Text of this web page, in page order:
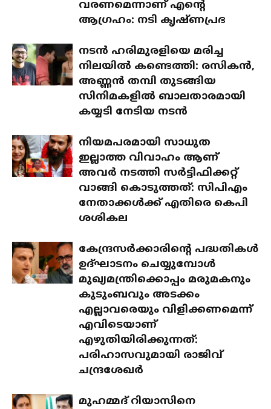
വരണമെന്നാണ് എന്റെ
ആഗ്രഹം: നടി കൃഷ്ണപ്രഭ
നടൻ ഹരിമുരളിയെ മരിച്ച
നിലയിൽ കണ്ടെത്തി: രസികൻ,
അണ്ണൻ തമ്പി തുടങ്ങിയ
സിനിമകളിൽ ബാലതാരമായി
കയ്യടി നേടിയ നടൻ
നിയമപരമായി സാധുത
ഇല്ലാത്ത വിവാഹം ആണ്
അവർ നടത്തി സർട്ടിഫിക്കറ്റ്
വാങ്ങി കൊടുത്തത്: സിപിഎം
നേതാക്കൾക്ക് എതിരെ കെപി
ശശികല
കേന്ദ്രസർക്കാരിന്റെ പദ്ധതികൾ
ഉദ്ഘാടനം ചെയ്യുമ്പോൾ
മുഖ്യമന്ത്രിക്കൊപ്പം മരുമകനും
കുടുംബവും അടക്കം
എല്ലാവരെയും വിളിക്കണമെന്ന്
എവിടെയാണ്
എഴുതിയിരിക്കുന്നത്:
പരിഹാസവുമായി രാജിവ്
ചന്ദ്രശേഖർ
മുഹമ്മദ് റിയാസിനെ